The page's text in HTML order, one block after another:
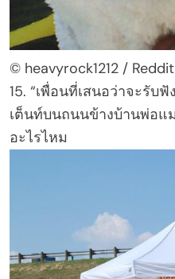
© heavyrock1212 / Reddit
15. “เพื่อนที่เสนอว่าจะรับ
เต็นท์บนถนนข้างบ้านพ่อแ
อะไรไหม